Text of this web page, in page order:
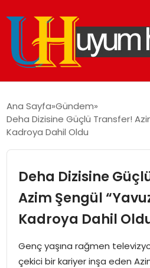
EKONOMI
SPOR
TEKNOLOJI
Ana Sayfa Gündem
Deha Dizisine Güçlü Transfer!
Kadroya Dahil Oldu
Deha Dizisine
Azim Şengül
Kadroya Dahil
Genç yaşına rağmen
çekici bir kariyer inşa eden